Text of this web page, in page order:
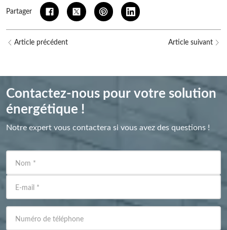
Partager
Article précédent Article suivant
Contactez-nous pour votre solution
énergétique !
Notre expert vous contactera si vous avez des questions !
Nom *
E-mail *
Numéro de téléphone